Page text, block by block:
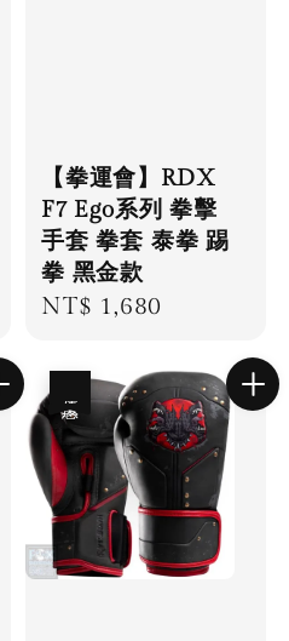
【拳運會】RDX
F7 Ego系列 拳擊
手套 拳套 泰拳 踢
拳 黑金款
Regular
NT$ 1,680